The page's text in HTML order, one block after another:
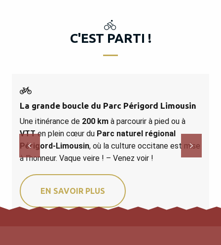
C'EST PARTI !
La grande boucle du Parc Périgord Limousin
Une itinérance de 200 km à parcourir à pied ou à
VTTen plein cœur du Parc naturel régional
Périgord-Limousin, où la culture occitane est mise
à l’honneur. Vaque veire ! – Venez voir !
EN SAVOIR PLUS